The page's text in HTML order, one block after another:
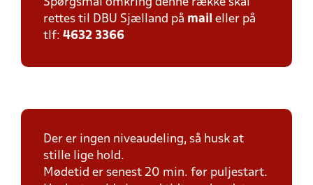
Spørgsmål omkring denne række skal
rettes til DBU Sjælland på mail eller på
tlf: 4632 3366
Der er ingen niveaudeling, så husk at
stille lige hold.
Mødetid er senest 20 min. før puljestart.